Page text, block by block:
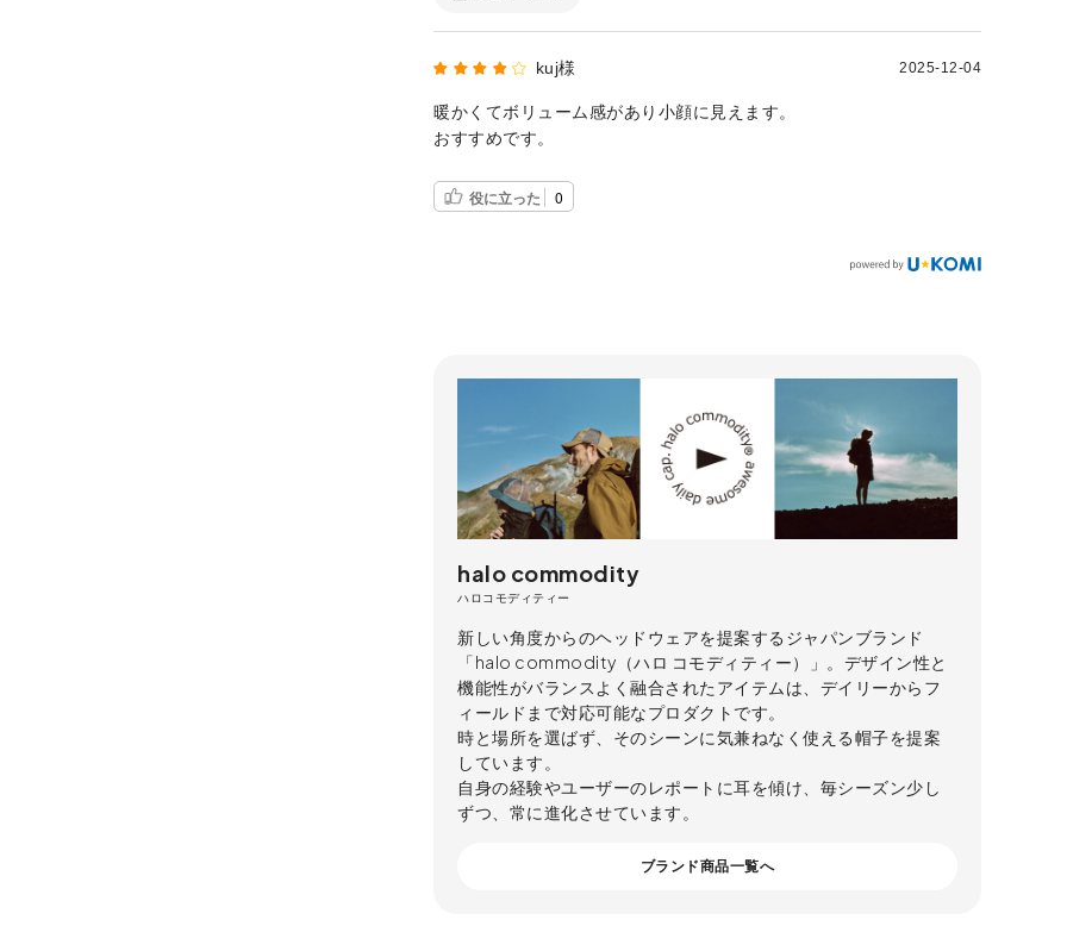
kuj様 2025-12-04
暖かくてボリューム感があり小顔に見えます。
おすすめです。
役に立った 0
halo commodity
ハロコモディティー
新しい角度からのヘッドウェアを提案するジャパンブランド
「halo commodity（ハロ コモディティー）」。デザイン性と
機能性がバランスよく融合されたアイテムは、デイリーからフ
ィールドまで対応可能なプロダクトです。
時と場所を選ばず、そのシーンに気兼ねなく使える帽子を提案
しています。
自身の経験やユーザーのレポートに耳を傾け、毎シーズン少し
ずつ、常に進化させています。
ブランド商品一覧へ